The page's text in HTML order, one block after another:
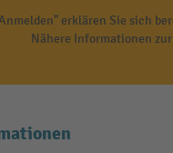
erklären Sie sich
Nähere Informationen